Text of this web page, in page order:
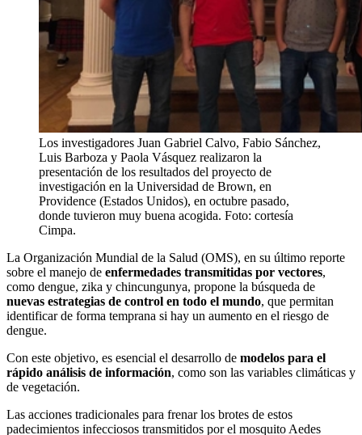
Los investigadores Juan Gabriel Calvo, Fabio Sánchez,
Luis Barboza y Paola Vásquez realizaron la
presentación de los resultados del proyecto de
investigación en la Universidad de Brown, en
Providence (Estados Unidos), en octubre pasado,
donde tuvieron muy buena acogida. Foto: cortesía
Cimpa.
La Organización Mundial de la Salud (OMS), en su último reporte
sobre el manejo de enfermedades transmitidas por vectores,
como dengue, zika y chincungunya, propone la búsqueda de
nuevas estrategias de control en todo el mundo, que permitan
identificar de forma temprana si hay un aumento en el riesgo de
dengue.
Con este objetivo, es esencial el desarrollo de modelos para el
rápido análisis de información, como son las variables climáticas y
de vegetación.
Las acciones tradicionales para frenar los brotes de estos
padecimientos infecciosos transmitidos por el mosquito Aedes